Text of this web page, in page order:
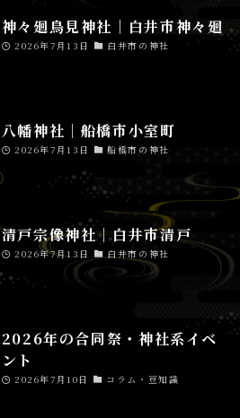
神々廻鳥見神社│白井市神々廻
2026年7月13日 白井市の神社
八幡神社│船橋市小室町
2026年7月13日 船橋市の神社
清戸宗像神社│白井市清戸
2026年7月13日 白井市の神社
2026年の合同祭・神社系イベ
ント
2026年7月10日 コラム・豆知識